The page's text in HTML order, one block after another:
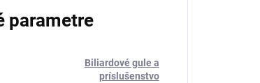
parametre
Biliardové gule a
príslušenstvo